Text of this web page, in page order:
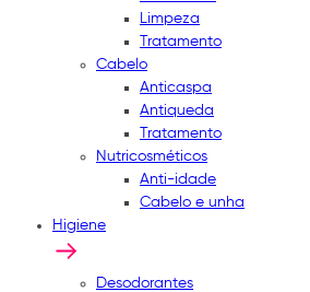
Limpeza
Tratamento
Cabelo
Anticaspa
Antiqueda
Tratamento
Nutricosméticos
Anti-idade
Cabelo e unha
Higiene
Desodorantes